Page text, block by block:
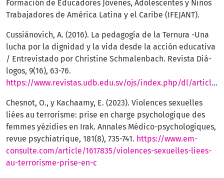
Formación de Educadores Jóvenes, Adolescentes y Niños
Trabajadores de América Latina y el Caribe (IFEJANT).
Cussiánovich, A. (2016). La pedagogía de la Ternura -Una
lucha por la dignidad y la vida desde la acción educativa
/ Entrevistado por Christine Schmalenbach. Revista Diá-
logos, 9(16), 63-76.
https://www.revistas.udb.edu.sv/ojs/index.php/dl/article/view/151
Chesnot, O., y Kachaamy, E. (2023). Violences sexuelles
liées au terrorisme: prise en charge psychologique des
femmes yézidies en Irak. Annales Médico-psychologiques,
revue psychiatrique, 181(8), 735-741. https://www.em-
consulte.com/article/1617835/violences-sexuelles-liees-
au-terrorisme-prise-en-c